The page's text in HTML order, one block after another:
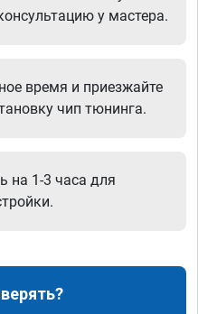
у мастера.
время и приезжайте
чип тюнинга.
на 1-3 часа для